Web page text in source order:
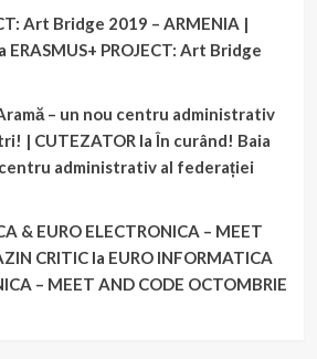
Art Bridge 2019 – ARMENIA |
ERASMUS+ PROJECT: Art Bridge
– un nou centru administrativ
| CUTEZATOR laÎn curând! Baia
centru administrativ al federației
& EURO ELECTRONICA – MEET
CRITICla EURO INFORMATICA
– MEET AND CODE OCTOMBRIE